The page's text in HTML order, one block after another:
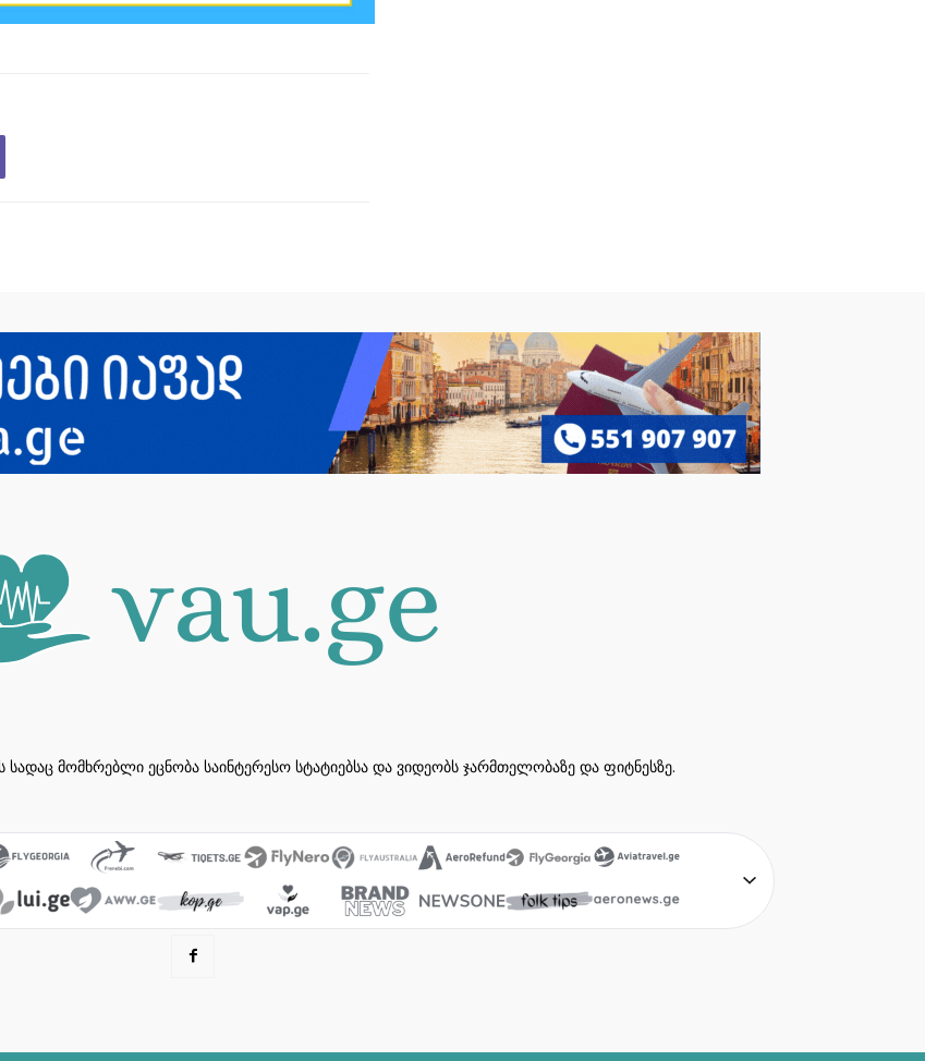
სადაც მომხრებლი ეცნობა საინტერესო სტატიებსა და ვიდეობს ჯარმთელობაზე და ფიტნესზე.